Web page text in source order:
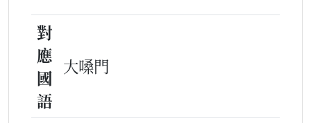
對
應
國
語
大嗓門